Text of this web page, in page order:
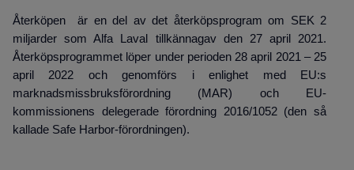
Återköpen är en del av det återköpsprogram om SEK 2
miljarder som Alfa Laval tillkännagav den 27 april 2021.
Återköpsprogrammet löper under perioden 28 april 2021 – 25
april 2022 och genomförs i enlighet med EU:s
marknadsmissbruksförordning (MAR) och EU-
kommissionens delegerade förordning 2016/1052 (den så
kallade Safe Harbor-förordningen).